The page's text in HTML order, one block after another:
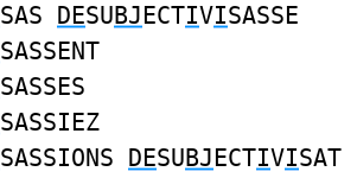
SAS DESUBJECTIVISASSE
SASSENT
SASSES
SASSIEZ
SASSIONS DESUBJECTIVISAT